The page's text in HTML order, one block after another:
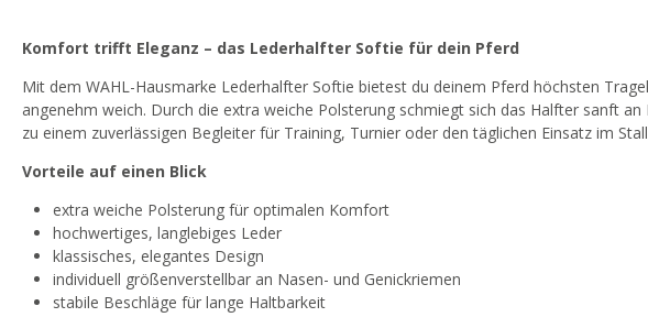
Komfort trifft Eleganz – das Lederhalfter Softie für dein Pferd
Mit dem WAHL-Hausmarke Lederhalfter Softie bietest du deinem Pferd höchsten
angenehm weich. Durch die extra weiche Polsterung schmiegt sich das Halfter sanft
zu einem zuverlässigen Begleiter für Training, Turnier oder den täglichen Einsatz im
Vorteile auf einen Blick
extra weiche Polsterung für optimalen Komfort
hochwertiges, langlebiges Leder
klassisches, elegantes Design
individuell größenverstellbar an Nasen- und Genickriemen
stabile Beschläge für lange Haltbarkeit